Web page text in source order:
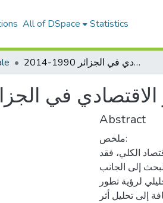
All of DSpace Statistics
اثر الانفاق العام على الاستقرار الاقتصادي في الجزائر 1990-2014
في الجزائر 1990-
Abstract
ملخص:
الكلي، فقد
إلى الجانب
لرؤية تطور
فترة الدراسة (1990-2014)، بالإضافة إلى تحليل أثر